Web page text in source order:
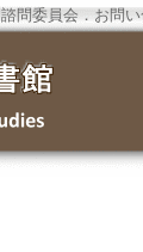
諮問委員会． お問